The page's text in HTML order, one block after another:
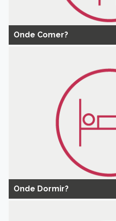
Onde Comer?
Onde Dormir?